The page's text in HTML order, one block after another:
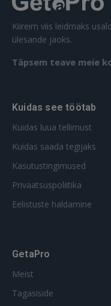
Kiireim viis leidmaks
ülesande jaoks.
Täpsem teave meie
Kuidas see töötab
Kuidas luua tellimust
Kuidas saada tegijaks
Kasutustingimused
Privaatsuspoliitika
Eelistuste haldamine
GetaPro
Meist
Tagasiside